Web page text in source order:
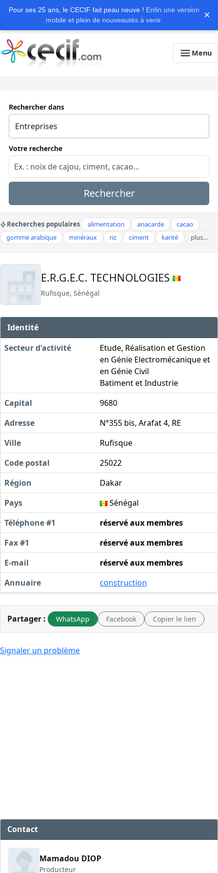
Pour ses 25 ans, le CECIF fait peau neuve ! Enfin une version
mobile et plein de nouveautés à venir.
×
Menu
Rechercher dans
Votre recherche
Rechercher
Recherches populaires alimentation anacarde
cacao
gomme arabique
minéraux riz ciment karité plus…
E.R.G.E.C. TECHNOLOGIES
Rufisque, Sénégal
Identité
Secteur d'activité
Etude, Réalisation et Gestion
en Génie Electromécanique et
en Génie Civil
Batiment et Industrie
Capital
9680
Adresse
N°355 bis, Arafat 4, RE
Ville
Rufisque
Code postal
25022
Région
Dakar
Pays
Sénégal
Téléphone #1
réservé aux membres
Fax #1
réservé aux membres
E-mail
réservé aux membres
Annuaire
construction
Partager : WhatsApp Facebook Copier le lien
Signaler un problème
Contact
Mamadou DIOP
Producteur